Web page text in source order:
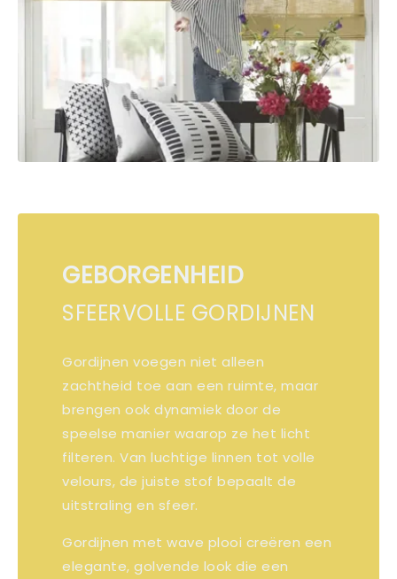
GEBORGENHEID
SFEERVOLLE GORDIJNEN
Gordijnen voegen niet alleen
zachtheid toe aan een ruimte, maar
brengen ook dynamiek door de
speelse manier waarop ze het licht
filteren. Van luchtige linnen tot volle
velours, de juiste stof bepaalt de
uitstraling en sfeer.
Gordijnen met wave plooi creëren een
elegante, golvende look die een